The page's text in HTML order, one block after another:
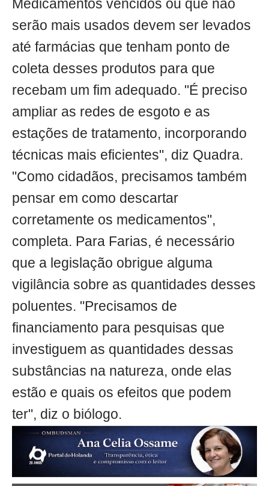
Medicamentos vencidos ou que não
serão mais usados devem ser levados
até farmácias que tenham ponto de
coleta desses produtos para que
recebam um fim adequado. "É preciso
ampliar as redes de esgoto e as
estações de tratamento, incorporando
técnicas mais eficientes", diz Quadra.
"Como cidadãos, precisamos também
pensar em como descartar
corretamente os medicamentos",
completa. Para Farias, é necessário
que a legislação obrigue alguma
vigilância sobre as quantidades desses
poluentes. "Precisamos de
financiamento para pesquisas que
investiguem as quantidades dessas
substâncias na natureza, onde elas
estão e quais os efeitos que podem
ter", diz o biólogo.